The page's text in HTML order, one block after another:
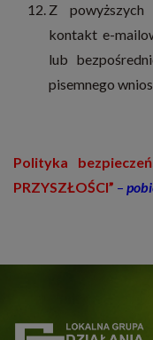
Z
kontakt e-
lub
pisemnego
Polityka
PRZYSZŁOŚCI” –